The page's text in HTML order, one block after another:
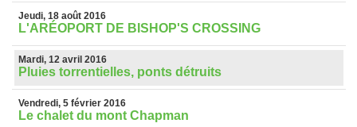
Jeudi, 18 août 2016
L'ARÉOPORT DE BISHOP'S CROSSING
Mardi, 12 avril 2016
Pluies torrentielles, ponts détruits
Vendredi, 5 février 2016
Le chalet du mont Chapman